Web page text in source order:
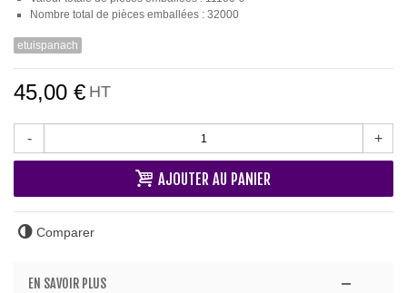
Nombre total de pièces emballées : 32000
etuispanach
45,00 € HT
- +
AJOUTER AU PANIER
Comparer
EN SAVOIR PLUS